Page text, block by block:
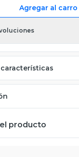
Agregar al carro
producto